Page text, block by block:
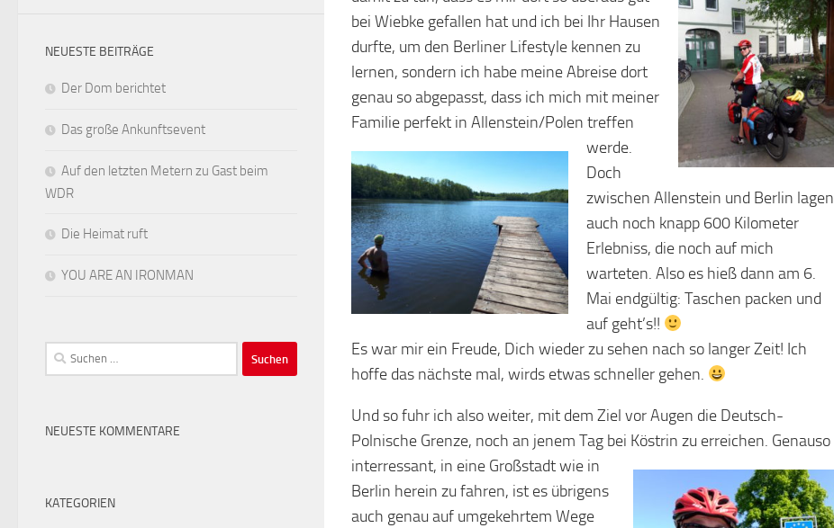
bei Wiebke gefallen hat und ich bei Ihr Hausen
durfte, um den Berliner Lifestyle kennen zu
lernen, sondern ich habe meine Abreise dort
genau so abgepasst, dass ich mich mit meiner
Familie perfekt in Allenstein/Polen treffen
werde.
Doch
zwischen Allenstein und Berlin lagen
auch noch knapp 600 Kilometer
Erlebniss, die noch auf mich
warteten. Also es hieß dann am 6.
Mai endgültig: Taschen packen und
auf geht’s!!
Es war mir ein Freude, Dich wieder zu sehen nach so langer Zeit! Ich
hoffe das nächste mal, wirds etwas schneller gehen.
Und so fuhr ich also weiter, mit dem Ziel vor Augen die Deutsch-
Polnische Grenze, noch an jenem Tag bei Köstrin zu erreichen. Genauso
interressant, in eine Großstadt wie in
Berlin herein zu fahren, ist es übrigens
auch genau auf umgekehrtem Wege
NEUESTE BEITRÄGE
Der Dom berichtet
Das große Ankunftsevent
Auf den letzten Metern zu Gast beim
WDR
Die Heimat ruft
YOU ARE AN IRONMAN
Suchen
nach:
NEUESTE KOMMENTARE
KATEGORIEN